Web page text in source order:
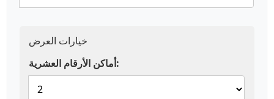
خيارات العرض
أماكن الأرقام العشرية: